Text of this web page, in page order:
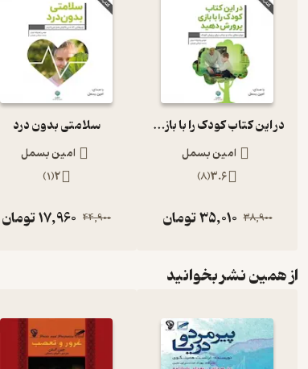
در این کتاب کودک را با بازی پرورش دهید
امین بسمل
3.6
(
8
)
38,900
35,010تومان
سلامتی بدون درد
امین بسمل
2
(
1
)
44,900
17,960تومان
از همین نشر بخوانید